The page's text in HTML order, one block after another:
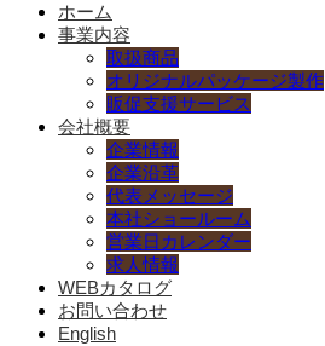
ホーム
事業内容
取扱商品
オリジナルパッケージ製作
販促支援サービス
会社概要
企業情報
企業沿革
代表メッセージ
本社ショールーム
営業日カレンダー
求人情報
WEBカタログ
お問い合わせ
English